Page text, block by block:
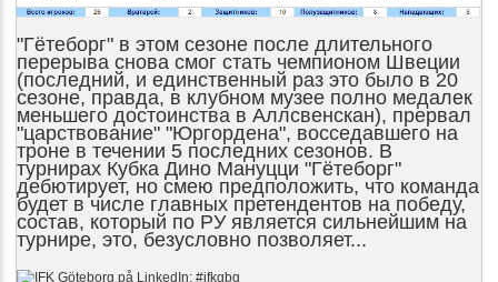
"Гётеборг" в этом сезоне после длительного
перерыва снова смог стать чемпионом Швеции
(последний, и единственный раз это было в 20
сезоне, правда, в клубном музее полно медалек
меньшего достоинства в Аллсвенскан), прервал
"царствование" "Юргордена", восседавшего на
троне в течении 5 последних сезонов. В
турнирах Кубка Дино Мануцци "Гётеборг"
дебютирует, но смею предположить, что команда
будет в числе главных претендентов на победу,
состав, который по РУ является сильнейшим на
турнире, это, безусловно позволяет...